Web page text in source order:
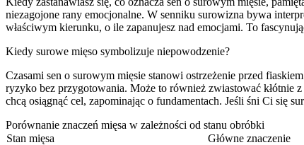
niezagojone rany emocjonalne. W senniku surowizna bywa
właściwym kierunku, o ile zapanujesz nad emocjami. To
Kiedy surowe mięso symbolizuje niepowodzenie?
Czasami sen o surowym mięsie stanowi ostrzeżenie przed
ryzyko bez przygotowania. Może to również zwiastować kłótnie
chcą osiągnąć cel, zapominając o fundamentach. Jeśli śni Ci się
Porównanie znaczeń mięsa w zależności od stanu obróbki
Stan mięsa
Główne znaczenie